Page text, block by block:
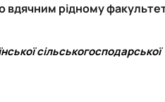
вдячним рідному
сільськогосподарської